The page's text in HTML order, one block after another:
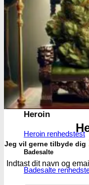
MDMA renhedstest
Ecstasy
Ecstasy
Heroin
Heroin renhedstest
Badesalte
Badesalte
Jeg vil gerne tilbyde dig
Indtast dit navn og